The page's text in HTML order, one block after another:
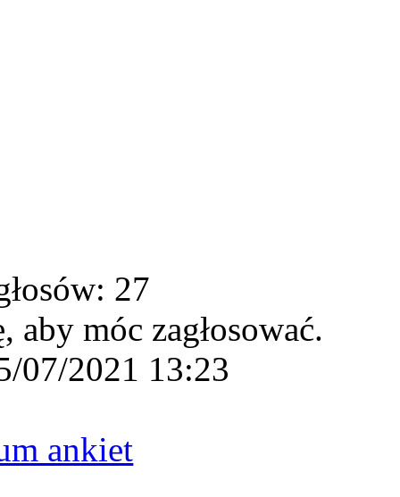
27
aby móc zagłosować.
07/2021 13:23
ankiet